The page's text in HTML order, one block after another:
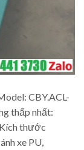
CBY.ACL-
thấp nhất:
thước
xe PU,